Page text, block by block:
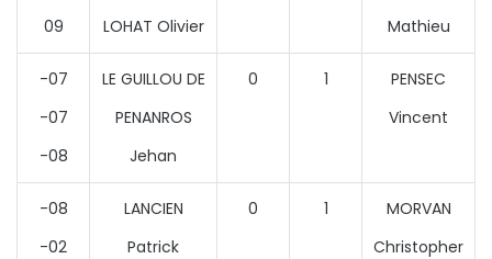
09
LOHAT Olivier
Mathieu
-07
-07
-08
LE GUILLOU DE
PENANROS
Jehan
0 1
PENSEC
Vincent
-08
-02
LANCIEN
Patrick
0 1
MORVAN
Christopher